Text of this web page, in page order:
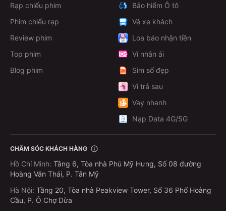
Rạp chiếu phim
Phim chiếu rạp
Review phim
Top phim
Blog phim
Bảo hiểm Ô tô
Vé xe khách
Loa báo nhận tiền
Ví nhân ái
Sim số đẹp
Ví trả sau
Vay nhanh
Nạp Data 4G/5G
CHĂM SÓC KHÁCH HÀNG
Hồ Chí Minh: Tầng 6, Tòa nhà Phú Mỹ Hưng, Số 08 đường
Hoàng Văn Thái, P. Tân Mỹ
Hà Nội: Tầng 20, Tòa nhà Peakview Tower, Số 36 Phố Hoàng
Cầu, P. Ô Chợ Dừa